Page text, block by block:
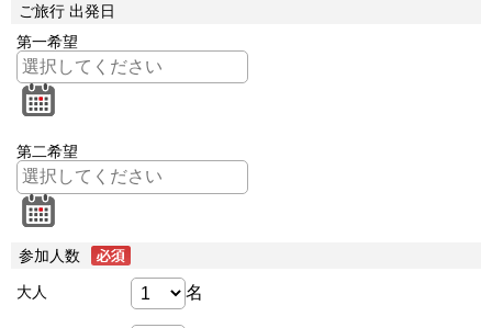
ご旅行 出発日
第一希望
第二希望
参加人数
大人 名